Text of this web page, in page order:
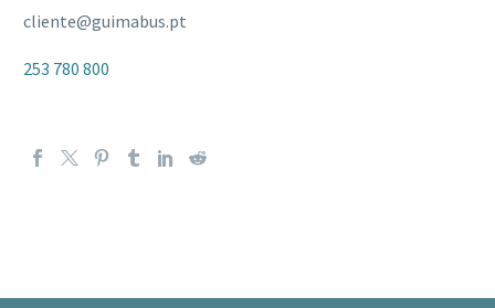
cliente@guimabus.pt
253 780 800